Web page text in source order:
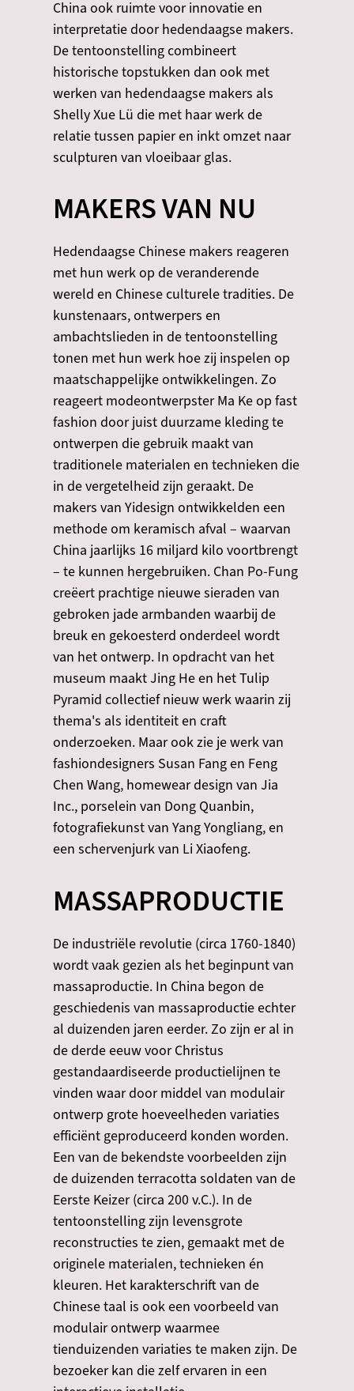
China ook ruimte voor innovatie en
interpretatie door hedendaagse makers.
De tentoonstelling combineert
historische topstukken dan ook met
werken van hedendaagse makers als
Shelly Xue Lü die met haar werk de
relatie tussen papier en inkt omzet naar
sculpturen van vloeibaar glas.
MAKERS VAN NU
Hedendaagse Chinese makers reageren
met hun werk op de veranderende
wereld en Chinese culturele tradities. De
kunstenaars, ontwerpers en
ambachtslieden in de tentoonstelling
tonen met hun werk hoe zij inspelen op
maatschappelijke ontwikkelingen. Zo
reageert modeontwerpster Ma Ke op fast
fashion door juist duurzame kleding te
ontwerpen die gebruik maakt van
traditionele materialen en technieken die
in de vergetelheid zijn geraakt. De
makers van Yidesign ontwikkelden een
methode om keramisch afval – waarvan
China jaarlijks 16 miljard kilo voortbrengt
– te kunnen hergebruiken. Chan Po-Fung
creëert prachtige nieuwe sieraden van
gebroken jade armbanden waarbij de
breuk en gekoesterd onderdeel wordt
van het ontwerp. In opdracht van het
museum maakt Jing He en het Tulip
Pyramid collectief nieuw werk waarin zij
thema's als identiteit en craft
onderzoeken. Maar ook zie je werk van
fashiondesigners Susan Fang en Feng
Chen Wang, homewear design van Jia
Inc., porselein van Dong Quanbin,
fotografiekunst van Yang Yongliang, en
een schervenjurk van Li Xiaofeng.
MASSAPRODUCTIE
De industriële revolutie (circa 1760-1840)
wordt vaak gezien als het beginpunt van
massaproductie. In China begon de
geschiedenis van massaproductie echter
al duizenden jaren eerder. Zo zijn er al in
de derde eeuw voor Christus
gestandaardiseerde productielijnen te
vinden waar door middel van modulair
ontwerp grote hoeveelheden variaties
efficiënt geproduceerd konden worden.
Een van de bekendste voorbeelden zijn
de duizenden terracotta soldaten van de
Eerste Keizer (circa 200 v.C.). In de
tentoonstelling zijn levensgrote
reconstructies te zien, gemaakt met de
originele materialen, technieken én
kleuren. Het karakterschrift van de
Chinese taal is ook een voorbeeld van
modulair ontwerp waarmee
tienduizenden variaties te maken zijn. De
bezoeker kan die zelf ervaren in een